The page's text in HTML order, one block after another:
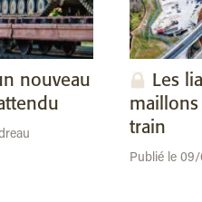
nouveau
Les
maillons
train
Publié le